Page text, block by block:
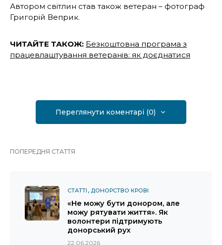
Автором світлин став також ветеран – фотограф
Григорій Веприк.
ЧИТАЙТЕ ТАКОЖ: Безкоштовна програма з
працевлаштування ветеранів: як доєднатися
Переглянути коментарі (0)
ПОПЕРЕДНЯ СТАТТЯ
СТАТТІ ДОНОРСТВО КРОВІ
«Не можу бути донором, але
можу рятувати життя». Як
волонтери підтримують
донорський рух
22.06.2026